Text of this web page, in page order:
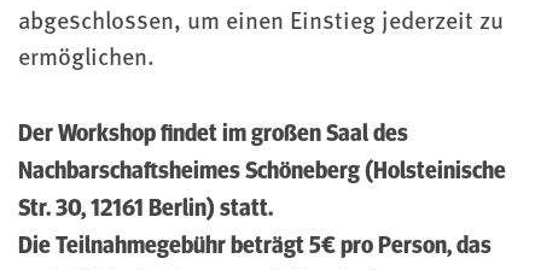
abgeschlossen, um einen Einstieg jederzeit zu
ermöglichen.
Der Workshop findet im großen Saal des
Nachbarschaftsheimes Schöneberg (Holsteinische
Str. 30, 12161 Berlin) statt.
Die Teilnahmegebühr beträgt 5€ pro Person, das